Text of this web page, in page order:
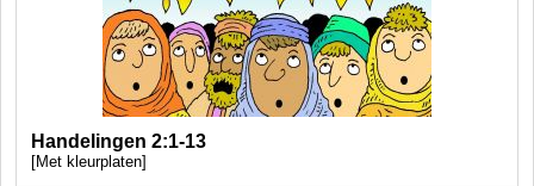
Handelingen 2:1-13
[Met kleurplaten]